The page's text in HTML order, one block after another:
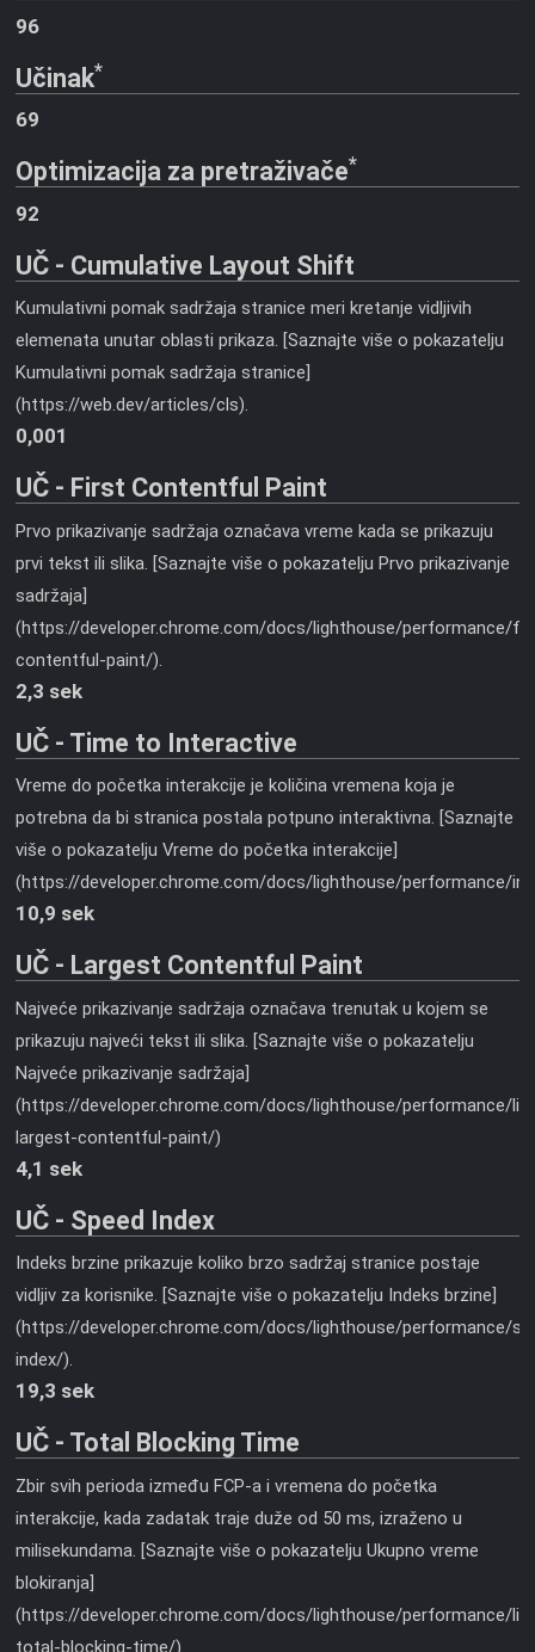
96
Učinak*
69
Optimizacija za pretraživače*
92
UČ - Cumulative Layout Shift
Kumulativni pomak sadržaja stranice meri kretanje vidljivih
elemenata unutar oblasti prikaza. [Saznajte više o pokazatelju
Kumulativni pomak sadržaja stranice]
(https://web.dev/articles/cls).
0,001
UČ - First Contentful Paint
Prvo prikazivanje sadržaja označava vreme kada se prikazuju
prvi tekst ili slika. [Saznajte više o pokazatelju Prvo prikazivanje
sadržaja]
(https://developer.chrome.com/docs/lighthouse/performance/
contentful-paint/).
2,3 sek
UČ - Time to Interactive
Vreme do početka interakcije je količina vremena koja je
potrebna da bi stranica postala potpuno interaktivna. [Saznajte
više o pokazatelju Vreme do početka interakcije]
(https://developer.chrome.com/docs/lighthouse/performance/
10,9 sek
UČ - Largest Contentful Paint
Najveće prikazivanje sadržaja označava trenutak u kojem se
prikazuju najveći tekst ili slika. [Saznajte više o pokazatelju
Najveće prikazivanje sadržaja]
(https://developer.chrome.com/docs/lighthouse/performance/
largest-contentful-paint/)
4,1 sek
UČ - Speed Index
Indeks brzine prikazuje koliko brzo sadržaj stranice postaje
vidljiv za korisnike. [Saznajte više o pokazatelju Indeks brzine]
(https://developer.chrome.com/docs/lighthouse/performance/
index/).
19,3 sek
UČ - Total Blocking Time
Zbir svih perioda između FCP-a i vremena do početka
interakcije, kada zadatak traje duže od 50 ms, izraženo u
milisekundama. [Saznajte više o pokazatelju Ukupno vreme
blokiranja]
(https://developer.chrome.com/docs/lighthouse/performance/
total-blocking-time/).